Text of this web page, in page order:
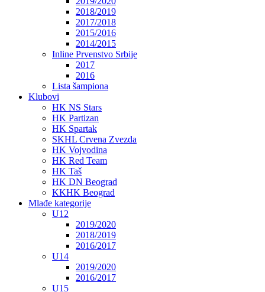
2018/2019
2017/2018
2015/2016
2014/2015
Inline Prvenstvo Srbije
2017
2016
Lista šampiona
Klubovi
HK NS Stars
HK Partizan
HK Spartak
SKHL Crvena Zvezda
HK Vojvodina
HK Red Team
HK Taš
HK DN Beograd
KKHK Beograd
Mlađe kategorije
U12
2019/2020
2018/2019
2016/2017
U14
2019/2020
2016/2017
U15